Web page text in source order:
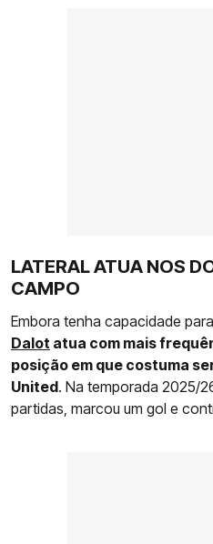
LATERAL ATUA NOS
CAMPO
Embora tenha capacidade
Dalot atua com mais
posição em que costuma
United. Na temporada 2025/
partidas, marcou um gol e